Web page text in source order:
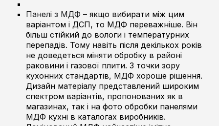
Панелі з МДФ – якщо вибирати між цим
варіантом і ДСП, то МДФ переважніше. Він
більш стійкий до вологи і температурних
перепадів. Тому навіть після декількох років
не доведеться міняти обробку в районі
раковини і газової плити. З точки зору
кухонних стандартів, МДФ хороше рішення.
Дизайн матеріалу представлений широким
спектром варіантів, пропонованих як в
магазинах, так і на фото обробки панелями
МДФ кухні в каталогах виробників.